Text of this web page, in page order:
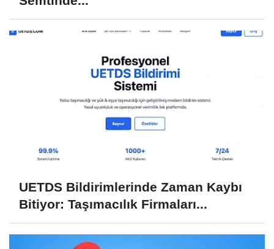
UETDS Bildirimlerinde Zaman Kaybı
Bitiyor: Taşımacılık Firmaları...